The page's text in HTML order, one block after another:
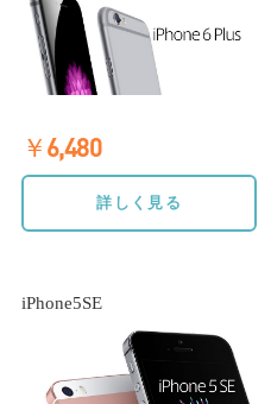
￥6,480
詳しく見る
iPhone5SE